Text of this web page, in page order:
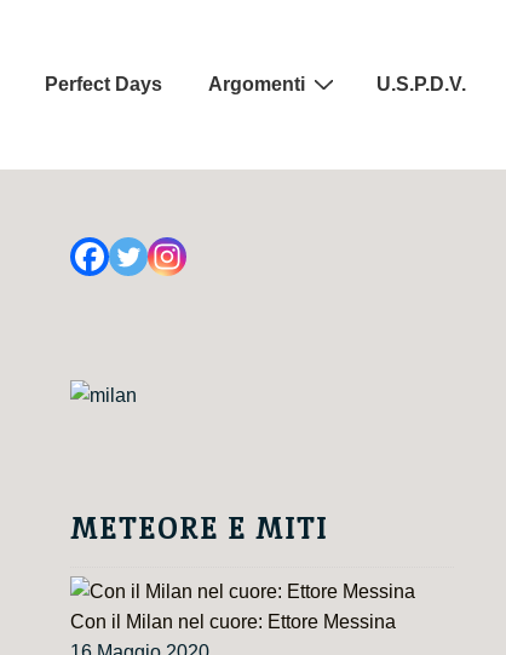
Perfect Days Argomenti U.S.P.D.V.
METEORE E MITI
Con il Milan nel cuore: Ettore Messina